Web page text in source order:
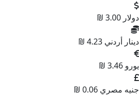
3.00 ₪
أردني 4.23 ₪
3.46 ₪
مصري 0.06 ₪